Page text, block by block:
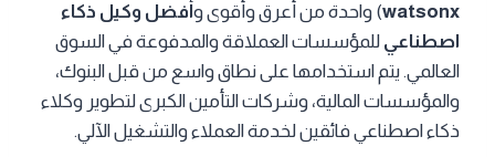
watsonx) واحدة من أعرق وأقوى وأفضل وكيل ذكاء
اصطناعي للمؤسسات العملاقة والمدفوعة في السوق
العالمي. يتم استخدامها على نطاق واسع من قبل البنوك،
والمؤسسات المالية، وشركات التأمين الكبرى لتطوير وكلاء
ذكاء اصطناعي فائقين لخدمة العملاء والتشغيل الآلي.